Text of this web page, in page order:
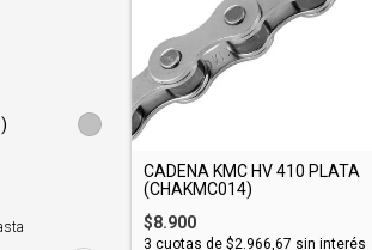
CADENA KMC HV 410 PLATA
(CHAKMC014)
$8.900
3 cuotas de $2.966,67 sin interés